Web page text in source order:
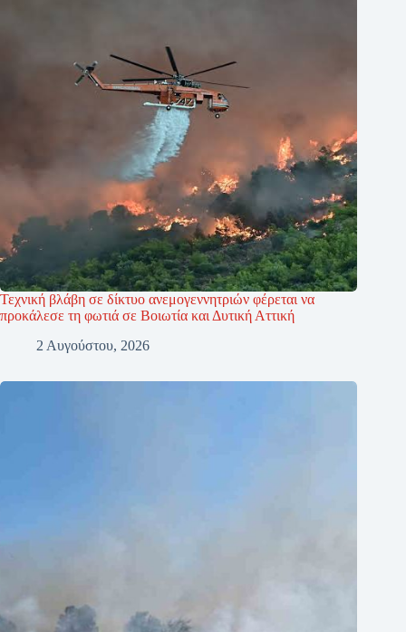
Τεχνική βλάβη σε δίκτυο ανεμογεννητριών φέρεται να
προκάλεσε τη φωτιά σε Βοιωτία και Δυτική Αττική
2 Αυγούστου, 2026